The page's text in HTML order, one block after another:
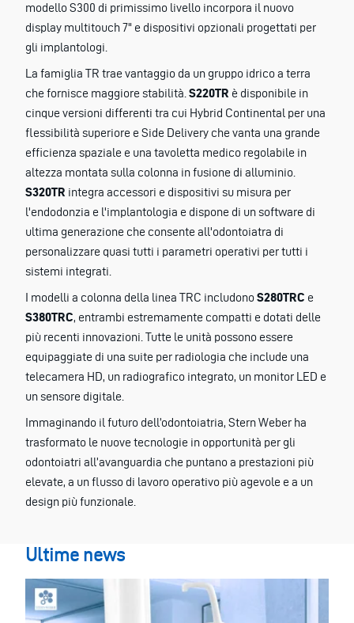
modello S300 di primissimo livello incorpora il nuovo
display multitouch 7" e dispositivi opzionali progettati per
gli implantologi.
La famiglia TR trae vantaggio da un gruppo idrico a terra
che fornisce maggiore stabilità. S220TR è disponibile in
cinque versioni differenti tra cui Hybrid Continental per una
flessibilità superiore e Side Delivery che vanta una grande
efficienza spaziale e una tavoletta medico regolabile in
altezza montata sulla colonna in fusione di alluminio.
S320TR integra accessori e dispositivi su misura per
l'endodonzia e l'implantologia e dispone di un software di
ultima generazione che consente all'odontoiatra di
personalizzare quasi tutti i parametri operativi per tutti i
sistemi integrati.
I modelli a colonna della linea TRC includonoS280TRC e
S380TRC, entrambi estremamente compatti e dotati delle
più recenti innovazioni. Tutte le unità possono essere
equipaggiate di una suite per radiologia che include una
telecamera HD, un radiografico integrato, un monitor LED e
un sensore digitale.
Immaginando il futuro dell’odontoiatria, Stern Weber ha
trasformato le nuove tecnologie in opportunità per gli
odontoiatri all’avanguardia che puntano a prestazioni più
elevate, a un flusso di lavoro operativo più agevole e a un
design più funzionale.
Ultime news